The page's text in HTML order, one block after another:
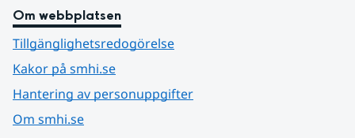
Om webbplatsen
Tillgänglighetsredogörelse
Kakor på smhi.se
Hantering av personuppgifter
Om smhi.se